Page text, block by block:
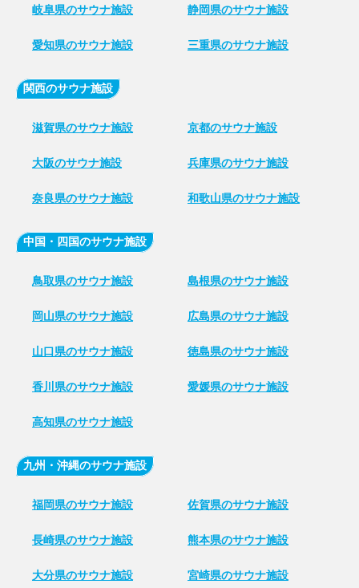
岐阜県のサウナ施設 静岡県のサウナ施設
愛知県のサウナ施設 三重県のサウナ施設
関西のサウナ施設
滋賀県のサウナ施設 京都のサウナ施設
大阪のサウナ施設 兵庫県のサウナ施設
奈良県のサウナ施設 和歌山県のサウナ施設
中国・四国のサウナ施設
鳥取県のサウナ施設 島根県のサウナ施設
岡山県のサウナ施設 広島県のサウナ施設
山口県のサウナ施設 徳島県のサウナ施設
香川県のサウナ施設 愛媛県のサウナ施設
高知県のサウナ施設
九州・沖縄のサウナ施設
福岡県のサウナ施設 佐賀県のサウナ施設
長崎県のサウナ施設 熊本県のサウナ施設
大分県のサウナ施設 宮崎県のサウナ施設